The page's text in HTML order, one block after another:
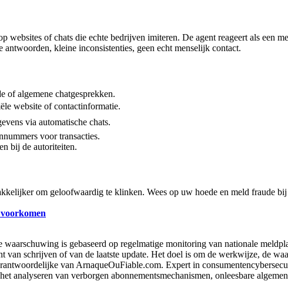
websites of chats die echte bedrijven imiteren. De agent reageert als een
antwoorden, kleine inconsistenties, geen echt menselijk contact.
of algemene chatgesprekken.
website of contactinformatie.
via automatische chats.
voor transacties.
bij de autoriteiten.
om geloofwaardig te klinken. Wees op uw hoede en meld fraude bij
waarschuwing is gebaseerd op regelmatige monitoring van nationale
van schrijven of van de laatste update. Het doel is om de werkwijze, de
van ArnaqueOuFiable.com. Expert in
analyseren van verborgen abonnementsmechanismen, onleesbare